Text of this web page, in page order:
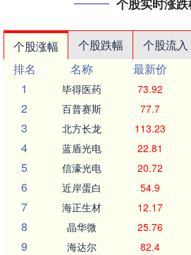
个股实时涨跌
个股涨幅 个股跌幅 个股流入
排名
名称 最新价
1
毕得医药 73.92
2 百普赛斯 77.7
3 北方长龙 113.23
4 蓝盾光电 22.81
5 信濠光电 20.72
6 近岸蛋白 54.9
7 海正生材 12.17
8 晶华微 25.76
9 海达尔 82.4